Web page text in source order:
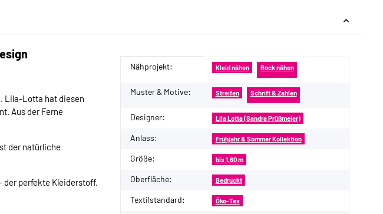
Lila-Lotta hat diesen
Aus der Ferne
der natürliche
der perfekte Kleiderstoff.
Produkteigenschaft
Wert
Nähprojekt: Kleid nähen Rock nähen
Muster & Motive: Streifen Schrift & Zahlen
Designer: Lila Lotta (Sandra Prüßmeier)
Anlass: Frühjahr & Sommer Kollektion
Größe: bis 1,60 m
Oberfläche: Bedruckt
Textilstandard: Öko-Tex